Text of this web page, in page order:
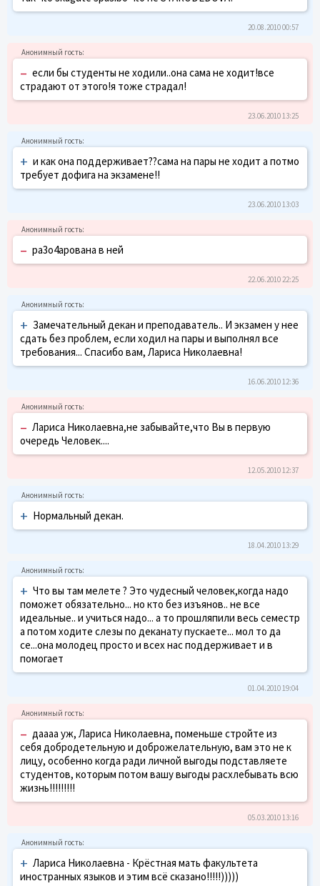
20.08.2010 00:57
– если бы студенты не ходили..она сама не ходит!все
страдают от этого!я тоже страдал!
23.06.2010 13:25
+ и как она поддерживает??сама на пары не ходит а потмо
требует дофига на экзамене!!
23.06.2010 13:03
– ра3о4арована в ней
22.06.2010 22:25
+ Замечательный декан и преподаватель.. И экзамен у нее
сдать без проблем, если ходил на пары и выполнял все
требования... Спасибо вам, Лариса Николаевна!
16.06.2010 12:36
– Лариса Николаевна,не забывайте,что Вы в первую
очередь Человек....
12.05.2010 12:37
+ Нормальный декан.
18.04.2010 13:29
+ Что вы там мелете ? Это чудесный человек,когда надо
поможет обязательно... но кто без изъянов.. не все
идеальные.. и учиться надо... а то прошляпили весь семестр
а потом ходите слезы по деканату пускаете... мол то да
се...она молодец просто и всех нас поддерживает и в
помогает
01.04.2010 19:04
– даааа уж, Лариса Николаевна, поменьше стройте из
себя добродетельную и доброжелательную, вам это не к
лицу, особенно когда ради личной выгоды подставляете
студентов, которым потом вашу выгоды расхлебывать всю
жизнь!!!!!!!!!
05.03.2010 13:16
+ Лариса Николаевна - Крёстная мать факультета
иностранных языков и этим всё сказано!!!!!)))))